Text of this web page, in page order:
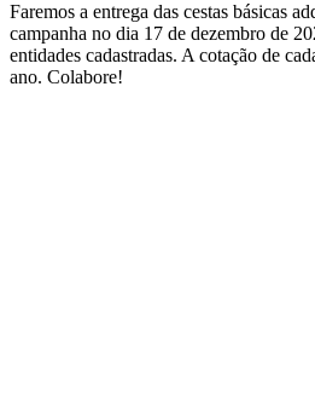
Faremos a entrega das cestas básicas
campanha no dia 17 de dezembro de
entidades cadastradas. A cotação de
ano. Colabore!